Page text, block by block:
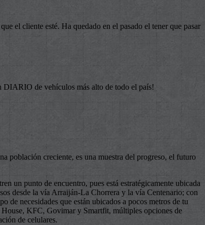
el cliente esté. Ha quedado en el pasado el tener que pasar
DIARIO de vehículos más alto de todo el país!
población creciente, es una muestra del progreso, el futuro
un punto de encuentro, pues está estratégicamente ubicada
desde la vía Arraiján-La Chorrera y la vía Centenario; con
de necesidades que están ubicados a pocos metros de tu
KFC, Govimar y Smartfit, múltiples opciones de
de celulares.